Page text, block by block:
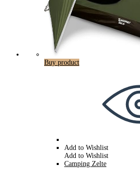
Buy product
Add to Wishlist
Add to Wishlist
Camping Zelte